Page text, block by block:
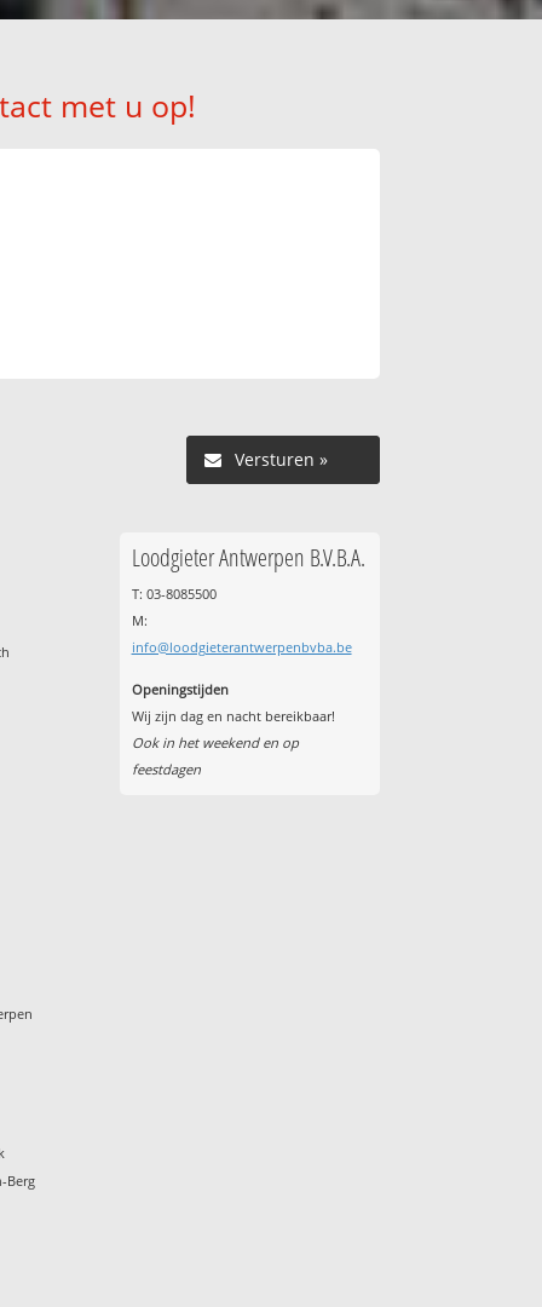
met u op!
Versturen »
Berg
Loodgieter Antwerpen B.V.B.A.
T: 03-8085500
M:
info@loodgieterantwerpenbvba.be
Openingstijden
Wij zijn dag en nacht bereikbaar!
Ook in het weekend en op
feestdagen